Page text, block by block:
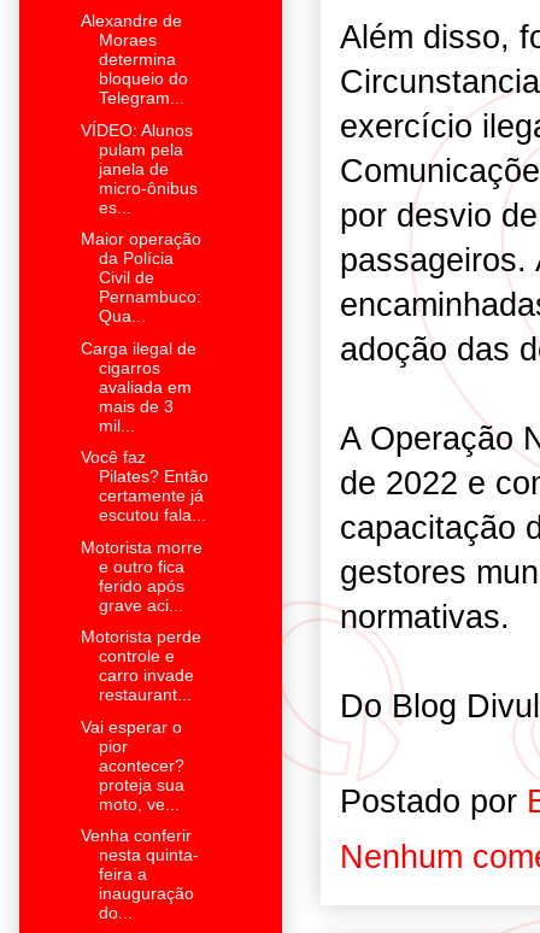
Além disso,
exercício
por desvio
passageiros.
adoção das
A Operação
de 2022 e
capacitação
gestores
normativas.
Do Blog
Postado por
Nenhum
Alexandre de
Moraes
determina
bloqueio do
Telegram...
VÍDEO: Alunos
pulam pela
janela de
micro-ônibus
es...
Maior operação
da Polícia
Civil de
Pernambuco:
Qua...
Carga ilegal de
cigarros
avaliada em
mais de 3
mil...
Você faz
Pilates? Então
certamente já
escutou fala...
Motorista morre
e outro fica
ferido após
grave aci...
Motorista perde
controle e
carro invade
restaurant...
Vai esperar o
pior
acontecer?
proteja sua
moto, ve...
Venha conferir
nesta quinta-
feira a
inauguração
do...